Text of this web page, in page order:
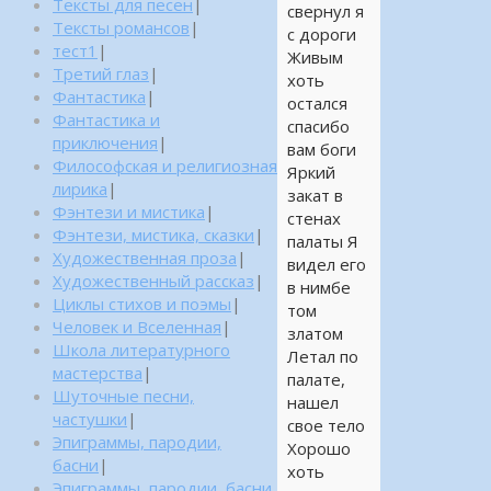
свернул я
с дороги
Живым
хоть
остался
спасибо
вам боги
Яркий
закат в
стенах
палаты Я
видел его
в нимбе
том
златом
Летал по
палате,
нашел
свое тело
Хорошо
хоть
Тексты для песен |
Тексты романсов |
тест1 |
Третий глаз |
Фантастика |
Фантастика и
приключения |
Философская и религиозная
лирика |
Фэнтези и мистика |
Фэнтези, мистика, сказки |
Художественная проза |
Художественный рассказ |
Циклы стихов и поэмы |
Человек и Вселенная |
Школа литературного
мастерства |
Шуточные песни,
частушки |
Эпиграммы, пародии,
басни |